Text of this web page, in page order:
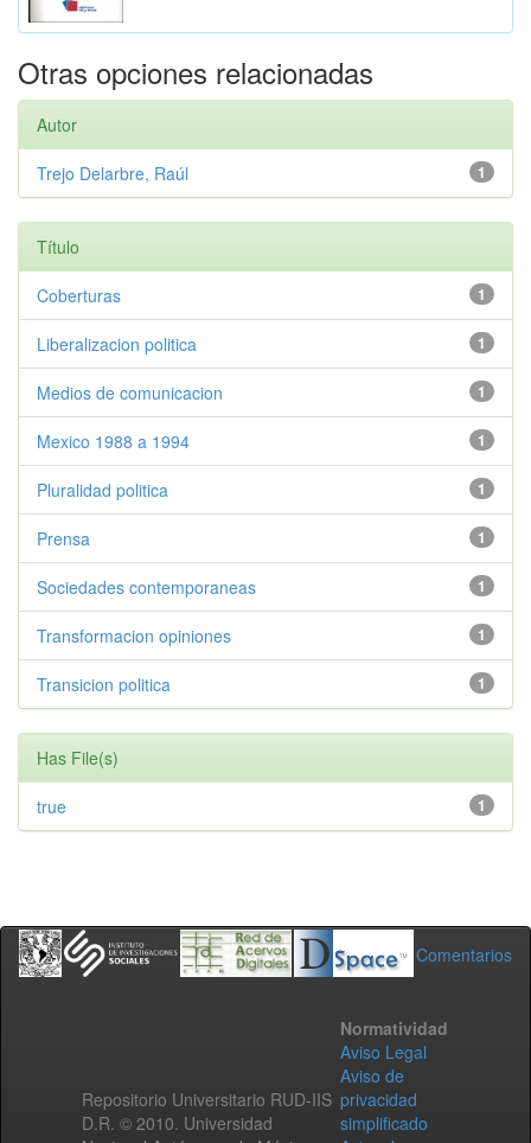
Otras opciones relacionadas
Autor
1
Trejo Delarbre, Raúl
Título
1
Coberturas
1
Liberalizacion politica
1
Medios de comunicacion
1
Mexico 1988 a 1994
1
Pluralidad politica
1
Prensa
1
Sociedades contemporaneas
1
Transformacion opiniones
1
Transicion politica
Has File(s)
1
true
Comentarios
Repositorio Universitario RUD-IIS
D.R. © 2010. Universidad
Normatividad
Aviso Legal
Aviso de
privacidad
simplificado